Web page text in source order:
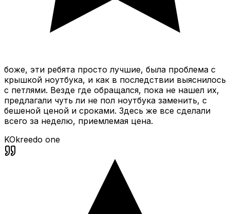
боже, эти ребята просто лучшие, была проблема с
крышкой ноутбука, и как в последствии выяснилось
с петлями. Везде где обращался, пока не нашел их,
предлагали чуть ли не пол ноутбука заменить, с
бешеной ценой и сроками. Здесь же все сделали
всего за неделю, приемлемая цена.
KOkreedo one